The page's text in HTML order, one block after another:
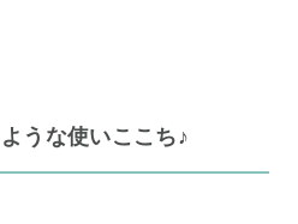
うな使いここち♪